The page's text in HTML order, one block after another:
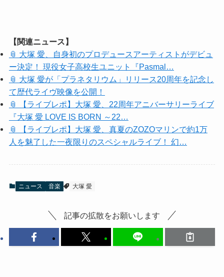
【関連ニュース】
📎 大塚 愛、自身初のプロデュースアーティストがデビュ
ー決定！ 現役女子高校生ユニット『Pasmal…
📎 大塚 愛が「プラネタリウム」リリース20周年を記念し
て歴代ライヴ映像を公開！
📎 【ライブレポ】大塚 愛、22周年アニバーサリーライブ
『大塚 愛 LOVE IS BORN ～22…
📎 【ライブレポ】大塚 愛、真夏のZOZOマリンで約1万
人を魅了した一夜限りのスペシャルライブ！ 幻…
ニュース 音楽 大塚 愛
記事の拡散をお願いします